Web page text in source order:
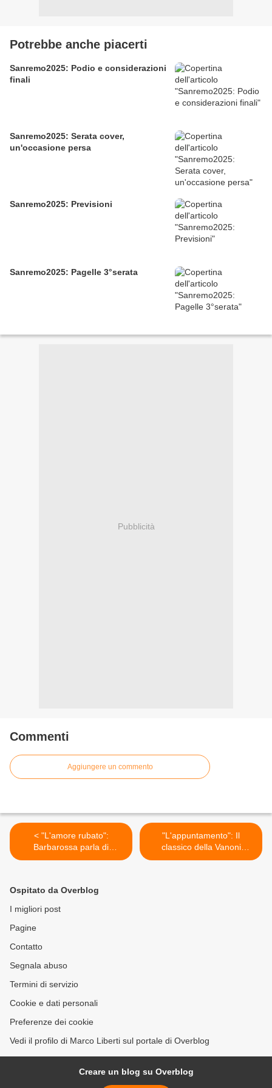
Potrebbe anche piacerti
Sanremo2025: Podio e considerazioni
finali
Sanremo2025: Serata cover,
un'occasione persa
Sanremo2025: Previsioni
Sanremo2025: Pagelle 3°serata
Pubblicità
Commenti
Aggiungere un commento
< "L'amore rubato":
Barbarossa parla di
violenza sessuale
"L'appuntamento": Il
classico della Vanoni
snobbato da Mina >
Ospitato da Overblog
I migliori post
Pagine
Contatto
Segnala abuso
Termini di servizio
Cookie e dati personali
Preferenze dei cookie
Vedi il profilo di Marco Liberti sul portale di Overblog
Creare un blog su Overblog